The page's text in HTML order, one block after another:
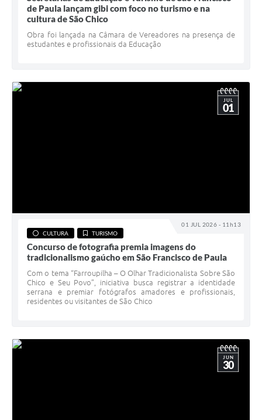
de Paula lançam gibi com foco no turismo e na
cultura de São Chico
Obra foi lançada na Câmara de Vereadores na presença de
estudantes e profissionais da Educação
01 JUL 2026 - 11h13
JUL
01
CULTURA TURISMO
Concurso de fotografia premia imagens do
tradicionalismo gaúcho em São Francisco de Paula
Com o tema “Farroupilha – O Olhar Tradicionalista Sobre São
Chico e Seu Povo”, iniciativa busca registrar a identidade
serrana e premiar fotógrafos amadores e profissionais,
residentes ou visitantes de São Chico
JUN
30